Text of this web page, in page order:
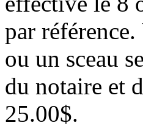
par
ou un sceau
du notaire et
25.00$.